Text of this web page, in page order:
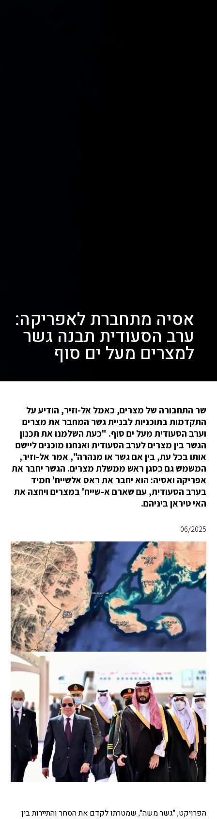
אסיה מתחברת לאפריקה:
ערב הסעודית תבנה גשר
למצרים מעל ים סוף
שר התחבורה של מצרים, כאמל אל-וזיר, הודיע ​​על
התקדמות בתוכניות לבניית גשר המחבר את מצרים
וערב הסעודית מעל ים סוף. "כעת השלמנו את תכנון
הגשר בין מצרים לערב הסעודית ואנחנו מוכנים ליישם
אותו בכל עת, בין אם גשר או מנהרה", אמר אל-וזיר,
המשמש גם כסגן ראש ממשלת מצרים. הגשר יחבר את
אפריקה ואסיה: הוא יחבר את ראס אלשייח' חמיד
בערב הסעודית, עם שארם א-שייח' במצרים ויחצה את
האי טיראן ביניהם.
06/2025
הפרויקט, "גשר משה", שמטרתו לקדם את הסחר והתיירות בין